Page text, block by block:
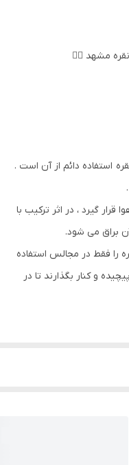
مشهد 👇🏻
استفاده دائم از آن است .
گیرد ، در اثر ترکیب با
براق می شود.
را فقط در مجالس استفاده
و کنار بگذارند تا در